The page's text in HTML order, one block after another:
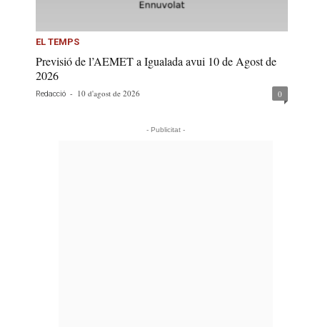
EL TEMPS
Previsió de l’AEMET a Igualada avui 10 de Agost de
2026
Redacció - 10 d'agost de 2026 0
- Publicitat -